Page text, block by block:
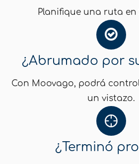
Planifique una ruta en
¿Abrumado por
Con Moovago, podrá
un vistazo.
¿Terminó